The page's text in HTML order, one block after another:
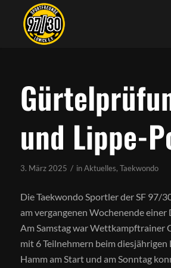
und Lippe-
3. März 2025 / inAktuelles, Taekwondo
Die Taekwondo Sportler der SF 97/
am vergangenen Wochenende einer
Am Samstag war Wettkampftrainer
mit 6 Teilnehmern beim diesjährigen
Hamm am Start und am Sonntag